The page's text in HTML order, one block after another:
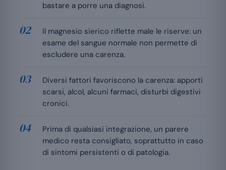
bastare a porre una diagnosi.
Il magnesio sierico riflette male le riserve: un
esame del sangue normale non permette di
escludere una carenza.
Diversi fattori favoriscono la carenza: apporti
scarsi, alcol, alcuni farmaci, disturbi digestivi
cronici.
Prima di qualsiasi integrazione, un parere
medico resta consigliato, soprattutto in caso
di sintomi persistenti o di patologia.